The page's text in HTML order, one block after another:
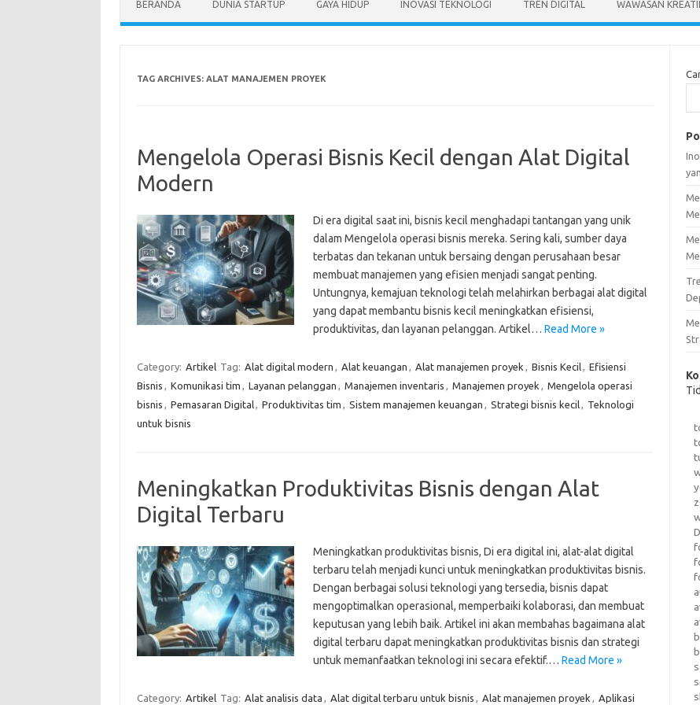
BERANDA DUNIA STARTUP GAYA HIDUP INOVASI TEKNOLOGI TREN DIGITAL WAWASAN
TAG ARCHIVES: ALAT MANAJEMEN PROYEK
Mengelola Operasi Bisnis Kecil dengan Alat Digital
Modern
Di era digital saat ini, bisnis kecil menghadapi tantangan yang unik
dalam Mengelola operasi bisnis mereka. Sering kali, sumber daya
terbatas dan tekanan untuk bersaing dengan perusahaan besar
membuat manajemen yang efisien menjadi sangat penting.
Untungnya, kemajuan teknologi telah melahirkan berbagai alat digital
yang dapat membantu bisnis kecil meningkatkan efisiensi,
produktivitas, dan layanan pelanggan. Artikel… Read More »
Category: Artikel Tag: Alat digital modern , Alat keuangan , Alat manajemen proyek , Bisnis Kecil, Efisiensi
Bisnis , Komunikasi tim , Layanan pelanggan , Manajemen inventaris , Manajemen proyek , Mengelola operasi
bisnis , Pemasaran Digital, Produktivitas tim , Sistem manajemen keuangan , Strategi bisnis kecil, Teknologi
untuk bisnis
Meningkatkan Produktivitas Bisnis dengan Alat
Digital Terbaru
Meningkatkan produktivitas bisnis, Di era digital ini, alat-alat digital
terbaru telah menjadi kunci untuk meningkatkan produktivitas bisnis.
Dengan berbagai solusi teknologi yang tersedia, bisnis dapat
mengoptimalkan operasional, memperbaiki kolaborasi, dan membuat
keputusan yang lebih baik. Artikel ini akan membahas bagaimana alat
digital terbaru dapat meningkatkan produktivitas bisnis dan strategi
untuk memanfaatkan teknologi ini secara efektif.… Read More »
Category: Artikel Tag: Alat analisis data , Alat digital terbaru untuk bisnis , Alat manajemen proyek , Aplikasi